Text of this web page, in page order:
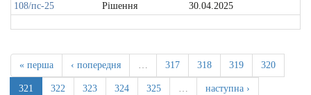
108/пс-25
Рішення 30.04.2025
« перша ‹ попередня … 317 318 319 320
321 322 323 324 325 … наступна ›